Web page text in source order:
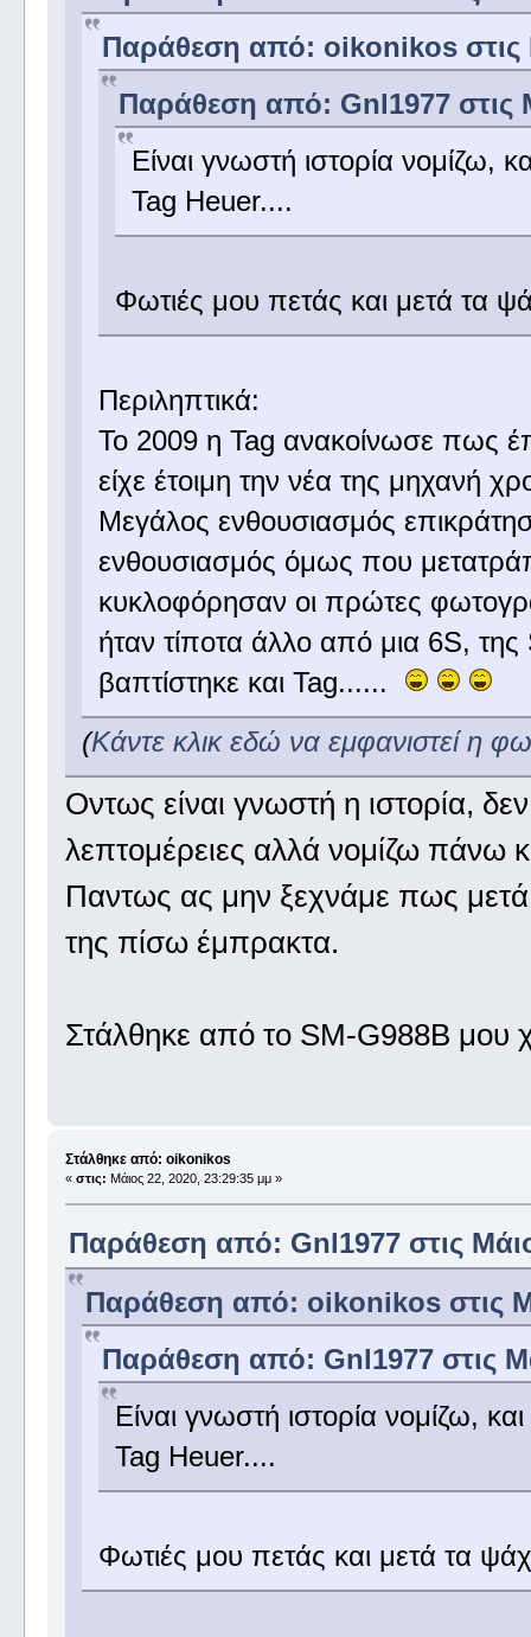
Παράθεση από: oikonikos στις
Παράθεση από: Gnl1977 στις
Είναι γνωστή ιστορία νομίζω,
Tag Heuer....
Φωτιές μου πετάς και μετά τα
Περιληπτικά:
Το 2009 η Tag ανακοίνωσε πως
είχε έτοιμη την νέα της μηχανή
Μεγάλος ενθουσιασμός
ενθουσιασμός όμως που
κυκλοφόρησαν οι πρώτες
ήταν τίποτα άλλο από μια 6S,
βαπτίστηκε και Tag......
(Κάντε κλικ εδώ να εμφανιστεί η
Οντως είναι γνωστή η ιστορία,
λεπτομέρειες αλλά νομίζω πάνω
Παντως ας μην ξεχνάμε πως
της πίσω έμπρακτα.
Στάλθηκε από το SM-G988B μου
Στάλθηκε από: oikonikos
« στις: Μάιος 22, 2020, 23:29:35 μμ »
Παράθεση από: Gnl1977 στις
Παράθεση από: oikonikos στις
Παράθεση από: Gnl1977 στις
Είναι γνωστή ιστορία νομίζω,
Tag Heuer....
Φωτιές μου πετάς και μετά τα